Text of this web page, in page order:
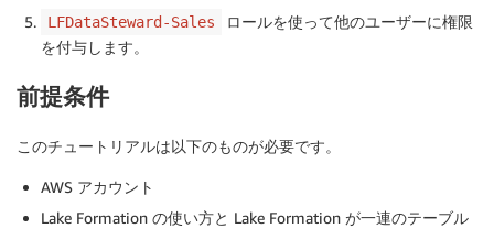
LFDataSteward-Sales
ロールを使って他のユーザーに権限
を付与します。
前提条件
このチュートリアルは以下のものが必要です。
AWS アカウント
Lake Formation の使い方と Lake Formation が一連のテーブル